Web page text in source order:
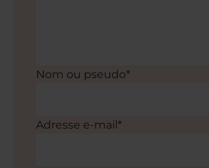
Nom ou pseudo*
Adresse e-mail*